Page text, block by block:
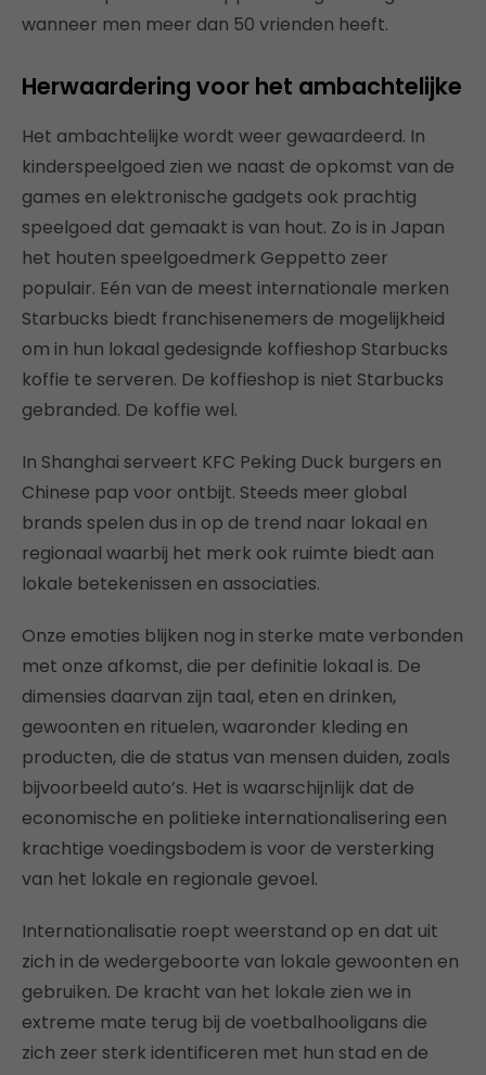
wanneer men meer dan 50 vrienden heeft.
Herwaardering voor het ambachtelijke
Het ambachtelijke wordt weer gewaardeerd. In
kinderspeelgoed zien we naast de opkomst van de
games en elektronische gadgets ook prachtig
speelgoed dat gemaakt is van hout. Zo is in Japan
het houten speelgoedmerk Geppetto zeer
populair. Eén van de meest internationale merken
Starbucks biedt franchisenemers de mogelijkheid
om in hun lokaal gedesignde koffieshop Starbucks
koffie te serveren. De koffieshop is niet Starbucks
gebranded. De koffie wel.
In Shanghai serveert KFC Peking Duck burgers en
Chinese pap voor ontbijt. Steeds meer global
brands spelen dus in op de trend naar lokaal en
regionaal waarbij het merk ook ruimte biedt aan
lokale betekenissen en associaties.
Onze emoties blijken nog in sterke mate verbonden
met onze afkomst, die per definitie lokaal is. De
dimensies daarvan zijn taal, eten en drinken,
gewoonten en rituelen, waaronder kleding en
producten, die de status van mensen duiden, zoals
bijvoorbeeld auto’s. Het is waarschijnlijk dat de
economische en politieke internationalisering een
krachtige voedingsbodem is voor de versterking
van het lokale en regionale gevoel.
Internationalisatie roept weerstand op en dat uit
zich in de wedergeboorte van lokale gewoonten en
gebruiken. De kracht van het lokale zien we in
extreme mate terug bij de voetbalhooligans die
zich zeer sterk identificeren met hun stad en de